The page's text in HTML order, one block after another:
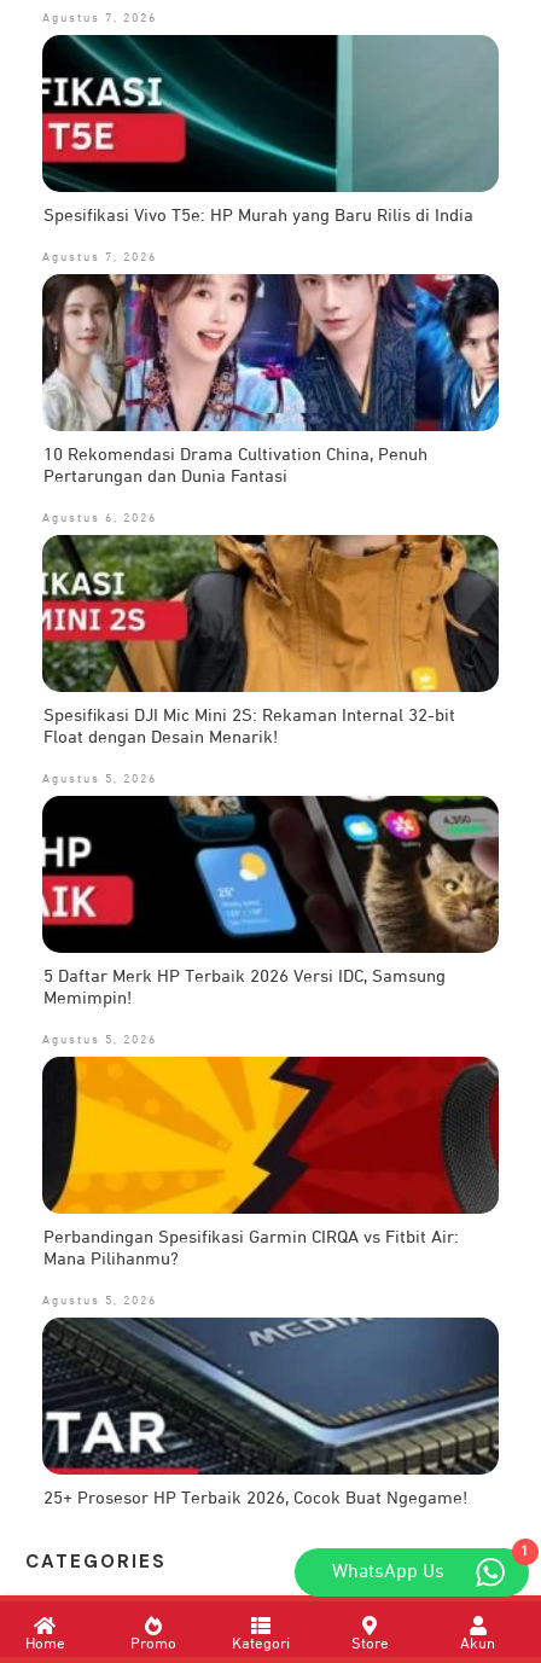
Agustus 7, 2026
Spesifikasi Vivo T5e: HP Murah yang Baru Rilis di India
Agustus 7, 2026
10 Rekomendasi Drama Cultivation China, Penuh
Pertarungan dan Dunia Fantasi
Agustus 6, 2026
Spesifikasi DJI Mic Mini 2S: Rekaman Internal 32-bit
Float dengan Desain Menarik!
Agustus 5, 2026
5 Daftar Merk HP Terbaik 2026 Versi IDC, Samsung
Memimpin!
Agustus 5, 2026
Perbandingan Spesifikasi Garmin CIRQA vs Fitbit Air:
Mana Pilihanmu?
Agustus 5, 2026
25+ Prosesor HP Terbaik 2026, Cocok Buat Ngegame!
CATEG ORIES 1
WhatsApp Us
Home Promo Kategori Store Akun